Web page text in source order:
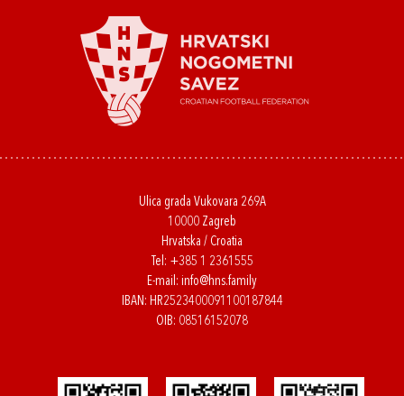
Ulica grada Vukovara 269A
10000 Zagreb
Hrvatska / Croatia
Tel: +385 1 2361555
E-mail: info@hns.family
IBAN: HR2523400091100187844
OIB: 08516152078